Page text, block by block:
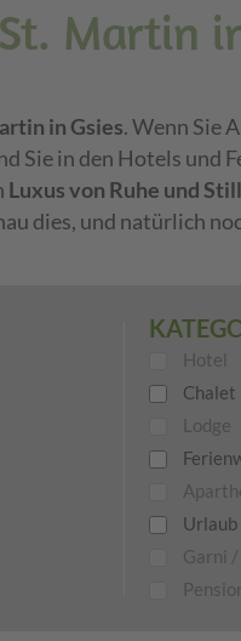
Martin
in Gsies. Wenn Sie
Sie in den Hotels und
Luxus von Ruhe und
dies, und natürlich
Hotel
Chalet
Lodge
Urlaub
Garni